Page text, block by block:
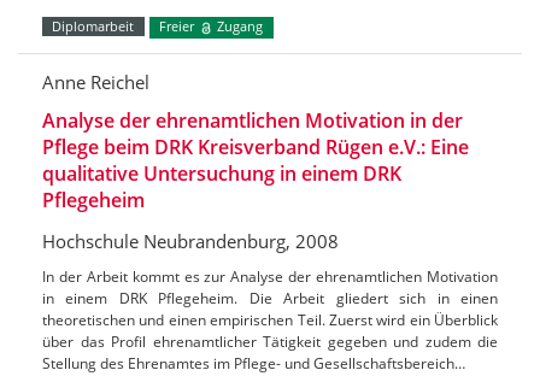
Diplomarbeit Freier Zugang
Anne Reichel
Analyse der ehrenamtlichen Motivation in der
Pflege beim DRK Kreisverband Rügen e.V.: Eine
qualitative Untersuchung in einem DRK
Pflegeheim
Hochschule Neubrandenburg, 2008
In der Arbeit kommt es zur Analyse der ehrenamtlichen Motivation
in einem DRK Pflegeheim. Die Arbeit gliedert sich in einen
theoretischen und einen empirischen Teil. Zuerst wird ein Überblick
über das Profil ehrenamtlicher Tätigkeit gegeben und zudem die
Stellung des Ehrenamtes im Pflege- und Gesellschaftsbereich…